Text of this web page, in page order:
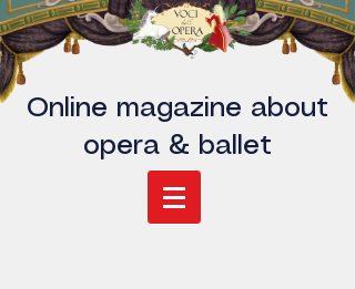
Online magazine about
opera & ballet